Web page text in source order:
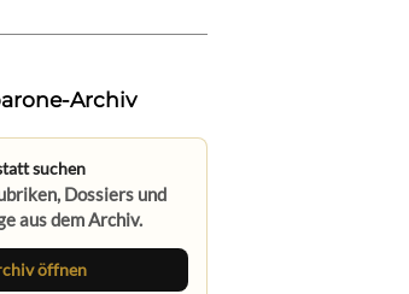
Archiv
suchen
Dossiers und
aus dem Archiv.
öffnen